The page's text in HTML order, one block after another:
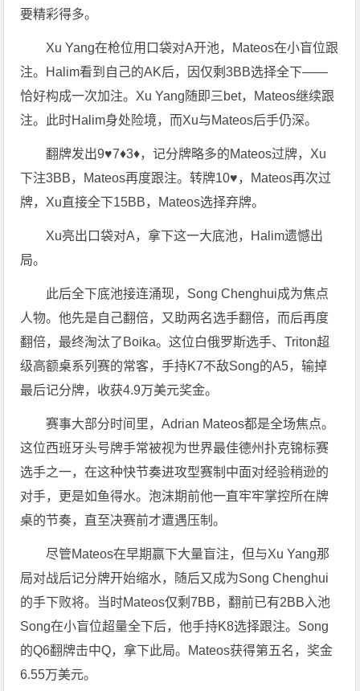
要精彩得多。
Xu Yang在枪位用口袋对A开池，Mateos在小盲位跟
注。Halim看到自己的AK后，因仅剩3BB选择全下——
恰好构成一次加注。Xu Yang随即三bet，Mateos继续跟
注。此时Halim身处险境，而Xu与Mateos后手仍深。
翻牌发出9♥7♦3♦，记分牌略多的Mateos过牌，Xu
下注3BB，Mateos再度跟注。转牌10♥，Mateos再次过
牌，Xu直接全下15BB，Mateos选择弃牌。
Xu亮出口袋对A，拿下这一大底池，Halim遗憾出
局。
此后全下底池接连涌现，Song Chenghui成为焦点
人物。他先是自己翻倍，又助两名选手翻倍，而后再度
翻倍，最终淘汰了Boika。这位白俄罗斯选手、Triton超
级高额桌系列赛的常客，手持K7不敌Song的A5，输掉
最后记分牌，收获4.9万美元奖金。
赛事大部分时间里，Adrian Mateos都是全场焦点。
这位西班牙头号牌手常被视为世界最佳德州扑克锦标赛
选手之一，在这种快节奏进攻型赛制中面对经验稍逊的
对手，更是如鱼得水。泡沫期前他一直牢牢掌控所在牌
桌的节奏，直至决赛前才遭遇压制。
尽管Mateos在早期赢下大量盲注，但与Xu Yang那
局对战后记分牌开始缩水，随后又成为Song Chenghui
的手下败将。当时Mateos仅剩7BB，翻前已有2BB入池
Song在小盲位超量全下后，他手持K8选择跟注。Song
的Q6翻牌击中Q，拿下此局。Mateos获得第五名，奖金
6.55万美元。